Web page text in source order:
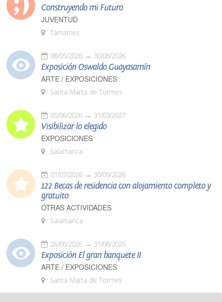
Construyendo mi Futuro
JUVENTUD
Tamames
08/05/2026 30/08/2026
Exposición Oswaldo Guayasamín
ARTE / EXPOSICIONES
Santa Marta de Tormes
05/06/2026 31/03/2027
Visibilizar lo elegido
EXPOSICIONES
Salamanca
01/07/2026 30/09/2026
122 Becas de residencia con alojamiento completo y
gratuito
OTRAS ACTIVIDADES
Salamanca
26/06/2026 31/08/2026
Exposición El gran banquete II
ARTE / EXPOSICIONES
Santa Marta de Tormes